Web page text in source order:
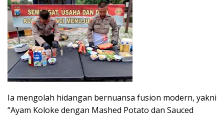
Ia mengolah hidangan bernuansa fusion modern, yakni
“Ayam Koloke dengan Mashed Potato dan Sauced